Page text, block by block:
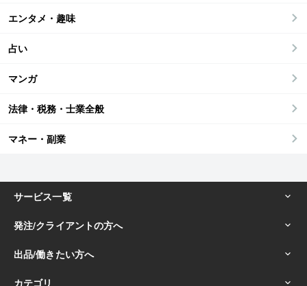
エンタメ・趣味
占い
マンガ
法律・税務・士業全般
マネー・副業